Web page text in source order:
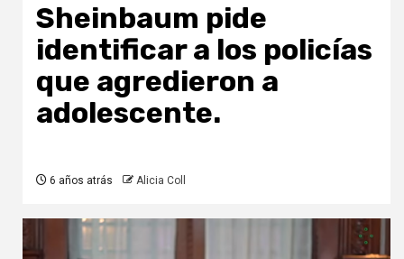
Sheinbaum pide
identificar a los policías
que agredieron a
adolescente.
6 años atrás Alicia Coll